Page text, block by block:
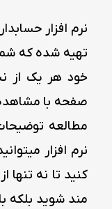
نرم افزار
تهیه شده که
خود هر یک از
صفحه با مشاهده
مطالعه
نرم افزار
کنید تا نه تنها
مند شوید بلکه